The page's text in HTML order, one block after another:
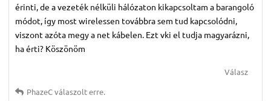
érinti, de a vezeték nélküli hálózaton kikapcsoltam a barangoló
módot, így most wirelessen továbbra sem tud kapcsolódni,
viszont azóta megy a net kábelen. Ezt vki el tudja magyarázni,
ha érti? Köszönöm
Válasz
PhazeCválaszolt erre.